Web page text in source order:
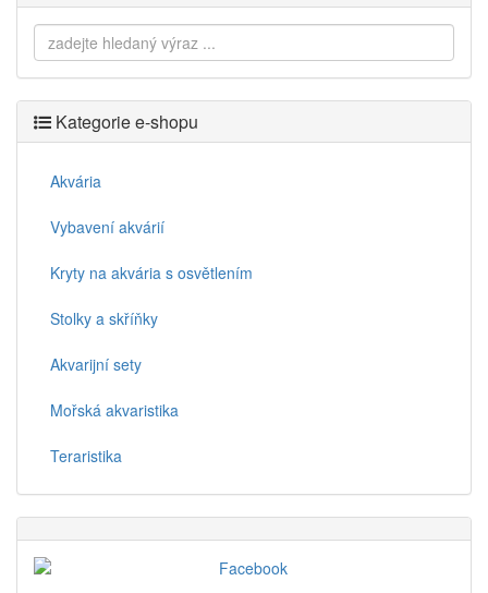
Kategorie e-shopu
Akvária
Vybavení akvárií
Kryty na akvária s osvětlením
Stolky a skříňky
Akvarijní sety
Mořská akvaristika
Teraristika